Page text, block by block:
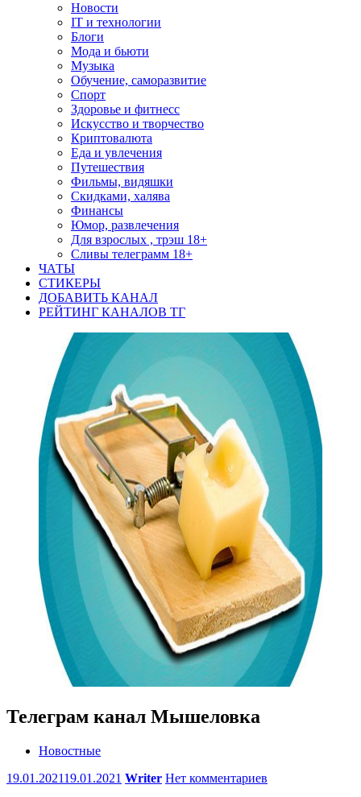
Новости
IT и технологии
Блоги
Мода и бьюти
Музыка
Обучение, саморазвитие
Спорт
Здоровье и фитнесс
Искусство и творчество
Криптовалюта
Еда и увлечения
Путешествия
Фильмы, видяшки
Скидками, халява
Финансы
Юмор, развлечения
Для взрослых , трэш 18+
Сливы телеграмм 18+
ЧАТЫ
СТИКЕРЫ
ДОБАВИТЬ КАНАЛ
РЕЙТИНГ КАНАЛОВ ТГ
Телеграм канал Мышеловка
Новостные
19.01.202119.01.2021 Writer Нет комментариев